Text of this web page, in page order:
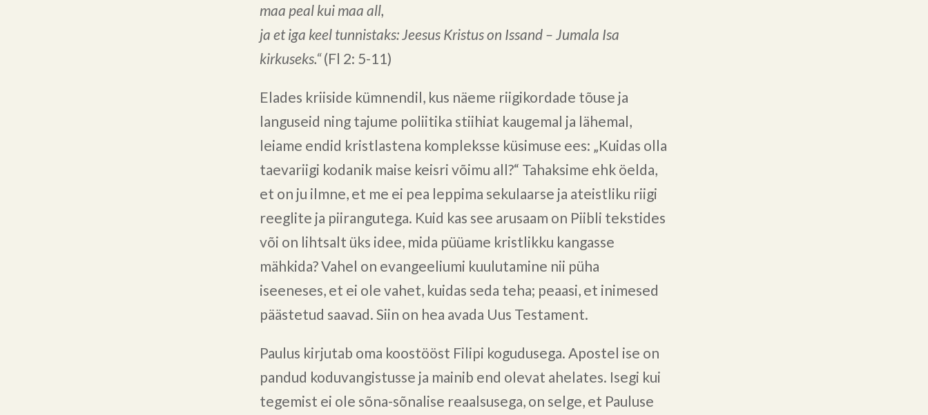
maa peal kui maa all,
ja et iga keel tunnistaks: Jeesus Kristus on Issand – Jumala Isa
kirkuseks.“(Fl 2: 5-11)
Elades kriiside kümnendil, kus näeme riigikordade tõuse ja
languseid ning tajume poliitika stiihiat kaugemal ja lähemal,
leiame endid kristlastena kompleksse küsimuse ees: „Kuidas olla
taevariigi kodanik maise keisri võimu all?“ Tahaksime ehk öelda,
et on ju ilmne, et me ei pea leppima sekulaarse ja ateistliku riigi
reeglite ja piirangutega. Kuid kas see arusaam on Piibli tekstides
või on lihtsalt üks idee, mida püüame kristlikku kangasse
mähkida? Vahel on evangeeliumi kuulutamine nii püha
iseeneses, et ei ole vahet, kuidas seda teha; peaasi, et inimesed
päästetud saavad. Siin on hea avada Uus Testament.
Paulus kirjutab oma koostööst Filipi kogudusega. Apostel ise on
pandud koduvangistusse ja mainib end olevat ahelates. Isegi kui
tegemist ei ole sõna-sõnalise reaalsusega, on selge, et Pauluse